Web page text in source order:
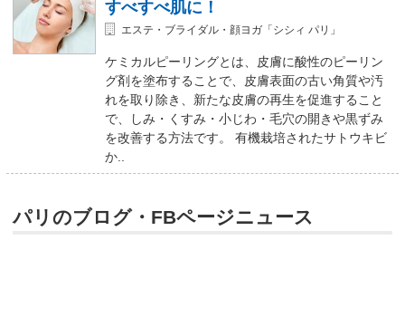
すべすべ肌に！
エステ・ブライダル・顔ヨガ「シシィ パリ」
ケミカルピーリングとは、皮膚に酸性のピーリン
グ剤を塗布することで、皮膚表面の古い角質や汚
れを取り除き、新たな皮膚の再生を促進すること
で、しみ・くすみ・小じわ・毛穴の開きや黒ずみ
を改善する方法です。 有機栽培されたサトウキビ
か..
パリのブログ・FBページニュース